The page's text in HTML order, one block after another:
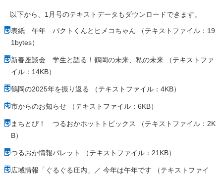
以下から、1月号のテキストデータもダウンロードできます。
表紙 午年 パクトくんとヒメコちゃん （テキストファイル：19
1bytes）
新春座談会 学生と語る！鶴岡の未来、私の未来 （テキストファ
イル：14KB）
鶴岡の2025年を振り返る （テキストファイル：4KB）
市からのお知らせ （テキストファイル：6KB）
まちとぴ！ つるおかホットトピックス （テキストファイル：2K
B）
つるおか情報パレット （テキストファイル：21KB）
広域情報「ぐるぐる庄内」／ 今年は午年です （テキストファイ